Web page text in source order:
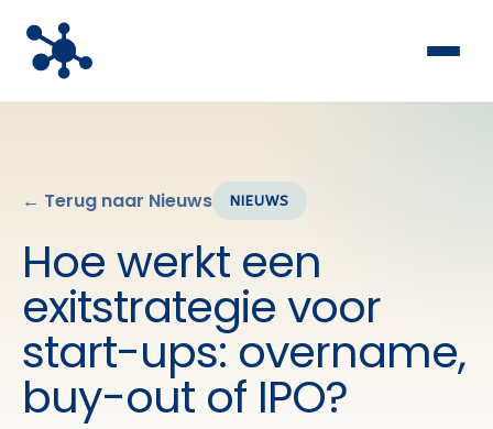
← Terug naar Nieuws NIEUWS
Hoe werkt een
exitstrategie voor
start-ups: overname,
buy-out of IPO?